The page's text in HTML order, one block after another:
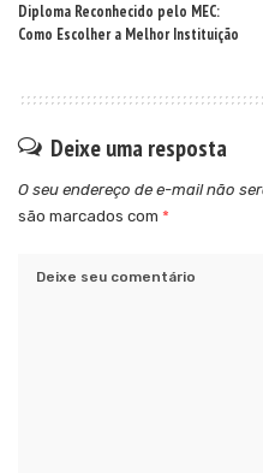
Diploma Reconhecido pelo MEC:
Como Escolher a Melhor Instituição
Deixe uma resposta
O seu endereço de e-mail não
são marcados com *